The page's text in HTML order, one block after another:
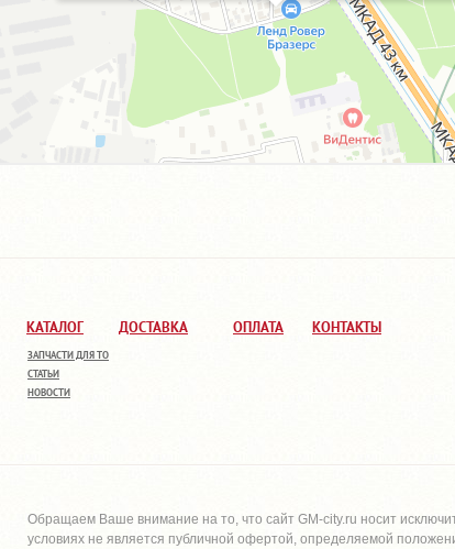
КАТАЛОГ
ЗАПЧАСТИ ДЛЯ ТО
СТАТЬИ
НОВОСТИ
ДОСТАВКА ОПЛАТА КОНТАКТЫ
Обращаем Ваше внимание на то, что сайт GM-city.ru носит
условиях не является публичной офертой, определяемой